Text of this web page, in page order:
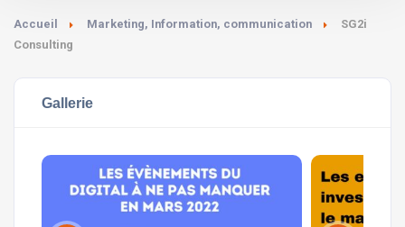
Accueil Marketing, Information, communication
SG2i
Consulting
Gallerie